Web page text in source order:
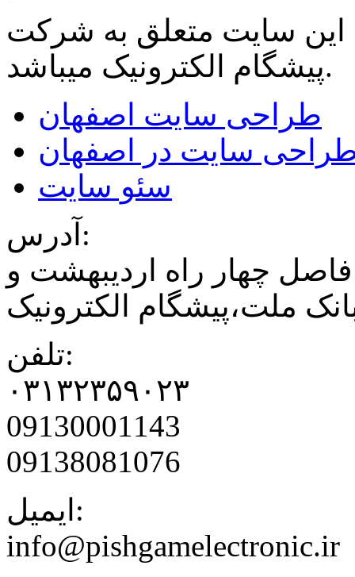
این سایت متعلق به شرکت
پیشگام الکترونیکمیباشد.
طراحی سایت اصفهان
سایت در اصفهان
سئو سایت
آدرس:
چهار راه اردیبهشت و
ملت،پیشگام الکترونیک
تلفن:
۰۳۱۳۲۳۵۹۰۲۳
09130001143
09138081076
ایمیل:
info@pishgamelectronic.ir